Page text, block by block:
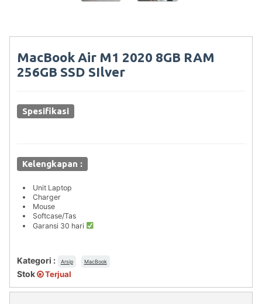
MacBook Air M1 2020 8GB RAM
256GB SSD SIlver
Spesifikasi
Kelengkapan :
Unit Laptop
Charger
Mouse
Softcase/Tas
Garansi 30 hari
Kategori : Arsip MacBook
Stok Terjual